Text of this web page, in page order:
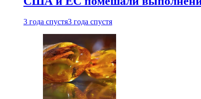
3 года спустя3 года спустя